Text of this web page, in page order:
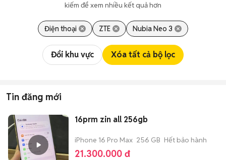
kiếm để xem nhiều kết quả hơn
Điện thoại ZTE Nubia Neo 3
Đổi khu vực Xóa tất cả bộ lọc
Tin đăng mới
16prm zin all 256gb
iPhone 16 Pro Max 256 GB Hết bảo hành
21.300.000 đ